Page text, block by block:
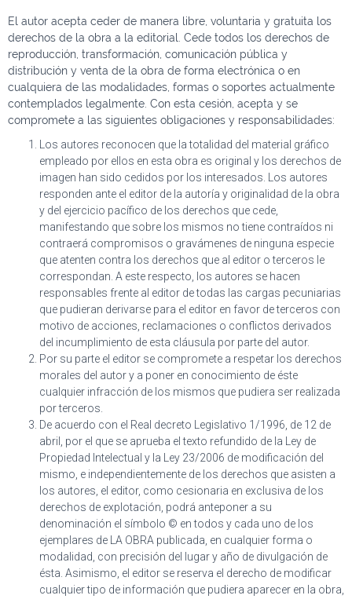
El autor acepta ceder de manera libre, voluntaria y gratuita los
derechos de la obra a la editorial. Cede todos los derechos de
reproducción, transformación, comunicación pública y
distribución y venta de la obra de forma electrónica o en
cualquiera de las modalidades, formas o soportes actualmente
contemplados legalmente. Con esta cesión, acepta y se
compromete a las siguientes obligaciones y responsabilidades:
Los autores reconocen que la totalidad del material gráfico
empleado por ellos en esta obra es original y los derechos de
imagen han sido cedidos por los interesados. Los autores
responden ante el editor de la autoría y originalidad de la obra
y del ejercicio pacífico de los derechos que cede,
manifestando que sobre los mismos no tiene contraídos ni
contraerá compromisos o gravámenes de ninguna especie
que atenten contra los derechos que al editor o terceros le
correspondan. A este respecto, los autores se hacen
responsables frente al editor de todas las cargas pecuniarias
que pudieran derivarse para el editor en favor de terceros con
motivo de acciones, reclamaciones o conflictos derivados
del incumplimiento de esta cláusula por parte del autor.
Por su parte el editor se compromete a respetar los derechos
morales del autor y a poner en conocimiento de éste
cualquier infracción de los mismos que pudiera ser realizada
por terceros.
De acuerdo con el Real decreto Legislativo 1/1996, de 12 de
abril, por el que se aprueba el texto refundido de la Ley de
Propiedad Intelectual y la Ley 23/2006 de modificación del
mismo, e independientemente de los derechos que asisten a
los autores, el editor, como cesionaria en exclusiva de los
derechos de explotación, podrá anteponer a su
denominación el símbolo © en todos y cada uno de los
ejemplares de LA OBRA publicada, en cualquier forma o
modalidad, con precisión del lugar y año de divulgación de
ésta. Asimismo, el editor se reserva el derecho de modificar
cualquier tipo de información que pudiera aparecer en la obra,